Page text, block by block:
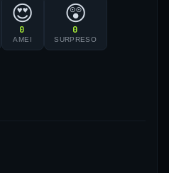
😍
0
AMEI
😲
0
SURPRESO